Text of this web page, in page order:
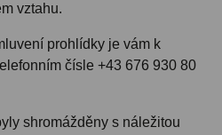
vztahu.
prohlídky je vám k
čísle +43 676 930 80
shromážděny s náležitou